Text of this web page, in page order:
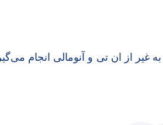
از ان تی و آنومالی انجام